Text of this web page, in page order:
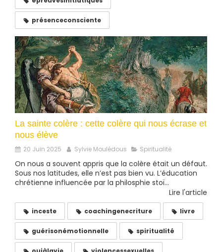
présenceconsciente
La sainte colère : cette colère qui nous écrase et
nous élève
20 Juin 2025 Sylvie Moulédous Spiritualité
On nous a souvent appris que la colère était un défaut.
Sous nos latitudes, elle n’est pas bien vu. L’éducation
chrétienne influencée par la philosphie stoï...
Lire l'article
inceste coachingenecriture livre
guérisonémotionnelle spiritualité